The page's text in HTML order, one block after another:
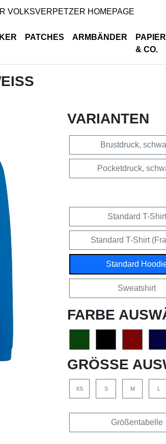
VOLKSVERPETZER HOMEPAGE
PATCHES ARMBÄNDER
PAPIER
& CO.
VARIANTEN
Brustdruck,
Pocketdruck,
Standard T-Shirt
Standard T-Shirt
Standard
Sweatshirt
FARBE
GRÖSSE
XS S M L
Größentabelle